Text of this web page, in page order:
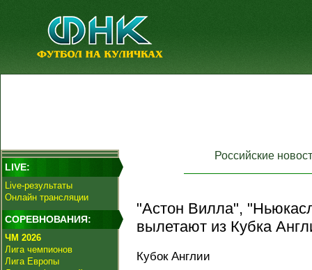
LIVE:
Live-результаты
Онлайн трансляции
СОРЕВНОВАНИЯ:
ЧМ 2026
Лига чемпионов
Лига Европы
Российские
"Астон Вилла",
вылетают из Кубка
Кубок Англии